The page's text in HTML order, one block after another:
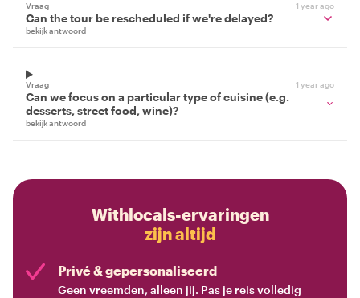
Vraag 1 year ago
Can the tour be rescheduled if we're delayed?
bekijk antwoord
Vraag 1 year ago
Can we focus on a particular type of cuisine (e.g.
desserts, street food, wine)?
bekijk antwoord
Withlocals-ervaringen
zijn altijd
Privé & gepersonaliseerd
Geen vreemden, alleen jij. Pas je reis volledig